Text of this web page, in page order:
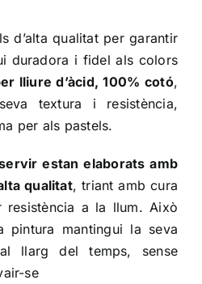
d’alta qualitat per garantir
duradora i fidel als colors
lliure d’àcid, 100% cotó,
textura i resistència,
per als pastels.
estan elaborats amb
qualitat, triant amb cura
resistència a la llum. Això
pintura mantingui la seva
llarg del temps, sense
se